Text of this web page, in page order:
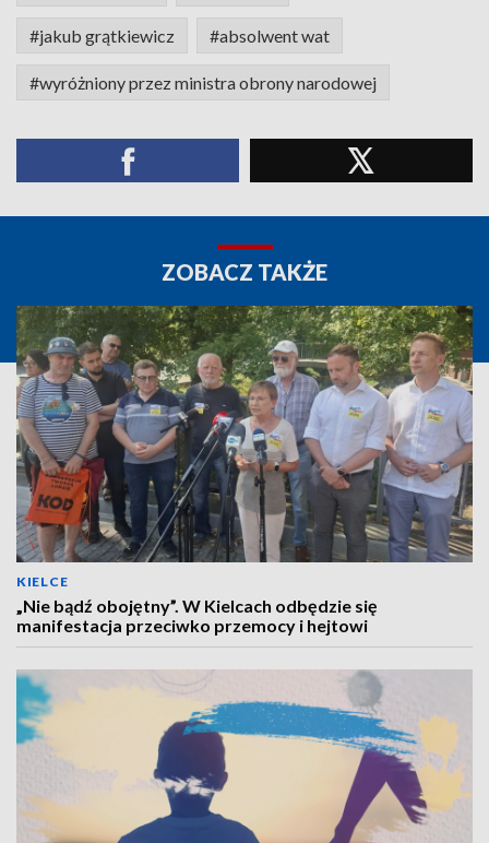
#jakub grątkiewicz #absolwent wat
#wyróżniony przez ministra obrony narodowej
ZOBACZ TAKŻE
KIELCE
„Nie bądź obojętny”. W Kielcach odbędzie się
manifestacja przeciwko przemocy i hejtowi